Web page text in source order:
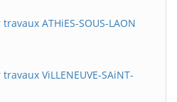
ATHiES-SOUS-LAON
ViLLENEUVE-SAiNT-